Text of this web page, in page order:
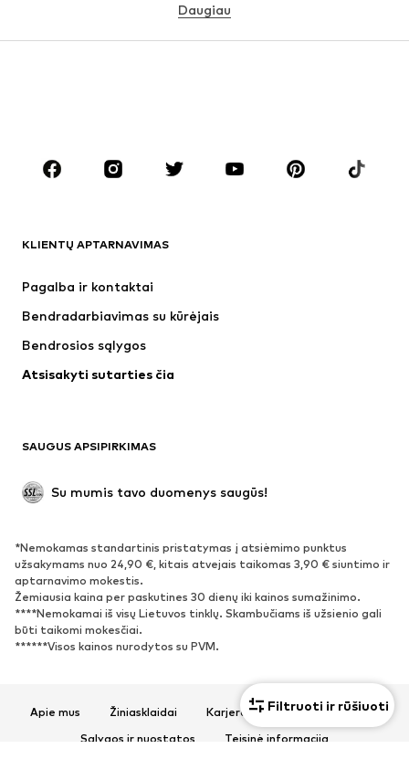
Filtruoti ir rūšiuoti
Apatiniai
Sijonai
Palaidinės ir tunikos
Aksesuarai
Premium
Naujienos
Apatiniai
Paltai
Proginiai
Išskirtiniai
BATAI
Naujienos
Sportbačiai
Aulinukai
Batai su kulniukais
Auliniai batai
Balerinos
Įsispiriami bateliai
Šlepetės
Daugiau
KLIENTŲ APTARNAVIMAS
Pagalba ir kontaktai
Bendradarbiavimas su kūrėjais
Bendrosios sąlygos
Atsisakyti sutarties čia
SAUGUS APSIPIRKIMAS
Su mumis tavo duomenys saugūs!
*Nemokamas standartinis pristatymas į atsiėmimo punktus
užsakymams nuo 24,90 €, kitais atvejais taikomas 3,90 € siuntimo ir
aptarnavimo mokestis.
Žemiausia kaina per paskutines 30 dienų iki kainos sumažinimo.
****Nemokamai iš visų Lietuvos tinklų. Skambučiams iš užsienio gali
būti taikomi mokesčiai.
******Visos kainos nurodytos su PVM.
Apie mus Žiniasklaidai Karjera
Privatumo politika
Sąlygos ir nuostatos
Teisinė informacija